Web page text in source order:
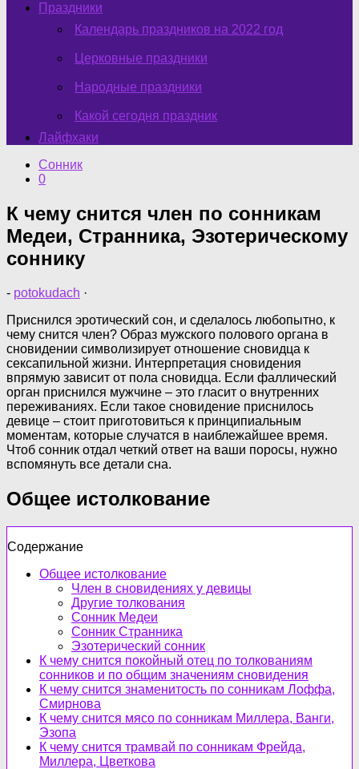
Праздники
Календарь праздников на 2022 год
Церковные праздники
Народные праздники
Какой сегодня праздник
Лайфхаки
Сонник
0
К чему снится член по сонникам
Медеи, Странника, Эзотерическому
соннику
- potokudach ·
Приснился эротический сон, и сделалось любопытно, к
чему снится член? Образ мужского полового органа в
сновидении символизирует отношение сновидца к
сексапильной жизни. Интерпретация сновидения
впрямую зависит от пола сновидца. Если фаллический
орган приснился мужчине – это гласит о внутренних
переживаниях. Если такое сновидение приснилось
девице – стоит приготовиться к принципиальным
моментам, которые случатся в наиблежайшее время.
Чтоб сонник отдал четкий ответ на ваши поросы, нужно
вспомянуть все детали сна.
Общее истолкование
Содержание
Общее истолкование
Член в сновидениях у девицы
Другие толкования
Сонник Медеи
Сонник Странника
Эзотерический сонник
К чему снится покойный отец по толкованиям
сонников и по общим значениям сновидения
К чему снится знаменитость по сонникам Лоффа,
Смирнова
К чему снится мясо по сонникам Миллера, Ванги,
Эзопа
К чему снится трамвай по сонникам Фрейда,
Миллера, Цветкова